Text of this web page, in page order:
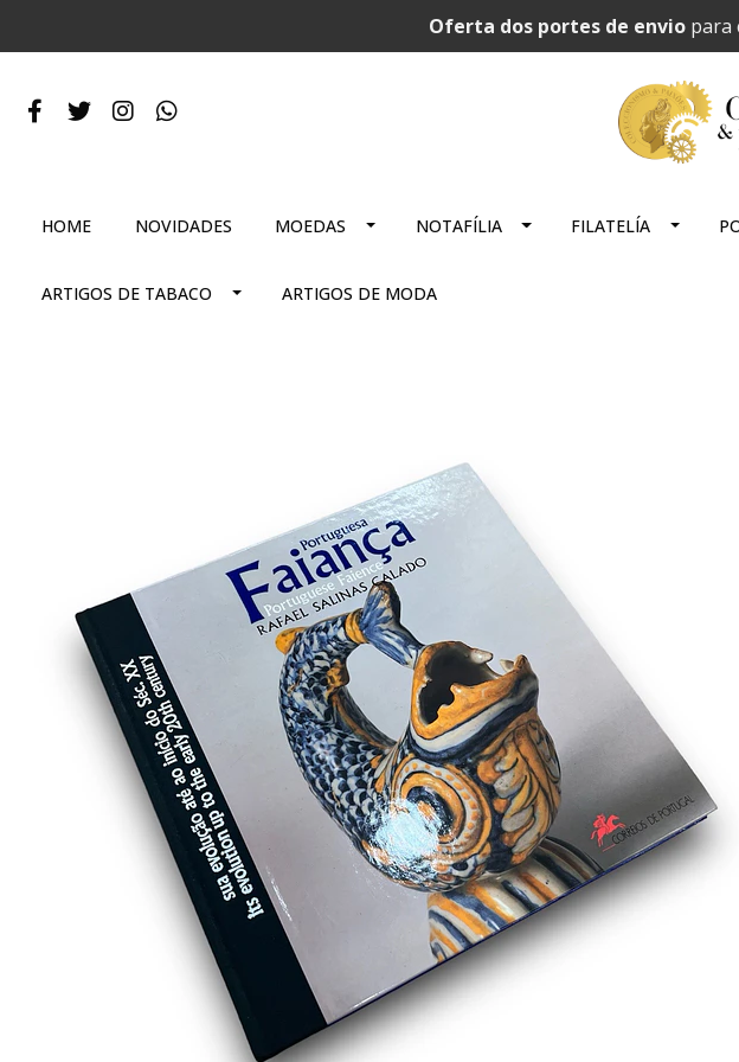
Oferta dos portes de enviopara
HOME NOVIDADES MOEDAS NOTAFÍLIA FILATELÍA
ARTIGOS DE TABACO ARTIGOS DE MODA